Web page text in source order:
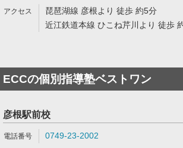
琵琶湖線 彦根より 徒歩 約5分
近江鉄道本線 ひこね芹川より 徒歩
ECCの個別指導塾ベストワン
彦根駅前校
0749-23-2002